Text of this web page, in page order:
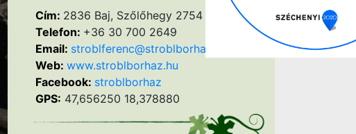
Cím: 2836 Baj, Szőlőhegy 2754 hrsz.
Telefon: +36 30 700 2649
Email: stroblferenc@stroblborhaz.hu
Web: www.stroblborhaz.hu
Facebook: stroblborhaz
GPS: 47,656250 18,378880